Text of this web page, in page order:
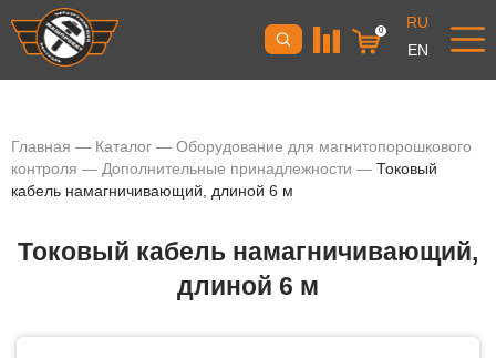
0
RU
EN
Главная — Каталог — Оборудование для магнитопорошкового
контроля — Дополнительные принадлежности — Токовый
кабель намагничивающий, длиной 6 м
Токовый кабель намагничивающий,
длиной 6 м